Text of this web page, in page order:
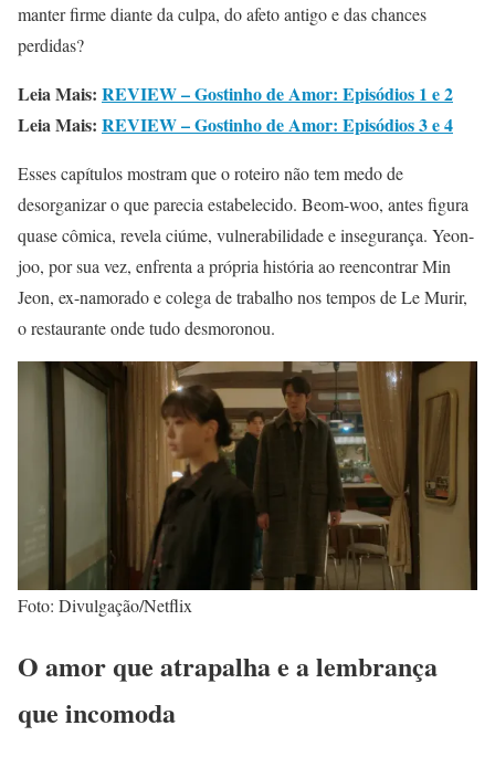
manter firme diante da culpa, do afeto antigo e das chances
perdidas?
Leia Mais: REVIEW – Gostinho de Amor: Episódios 1 e 2
Leia Mais: REVIEW – Gostinho de Amor: Episódios 3 e 4
Esses capítulos mostram que o roteiro não tem medo de
desorganizar o que parecia estabelecido. Beom-woo, antes figura
quase cômica, revela ciúme, vulnerabilidade e insegurança. Yeon-
joo, por sua vez, enfrenta a própria história ao reencontrar Min
Jeon, ex-namorado e colega de trabalho nos tempos de Le Murir,
o restaurante onde tudo desmoronou.
Foto: Divulgação/Netflix
O amor que atrapalha e a lembrança
que incomoda